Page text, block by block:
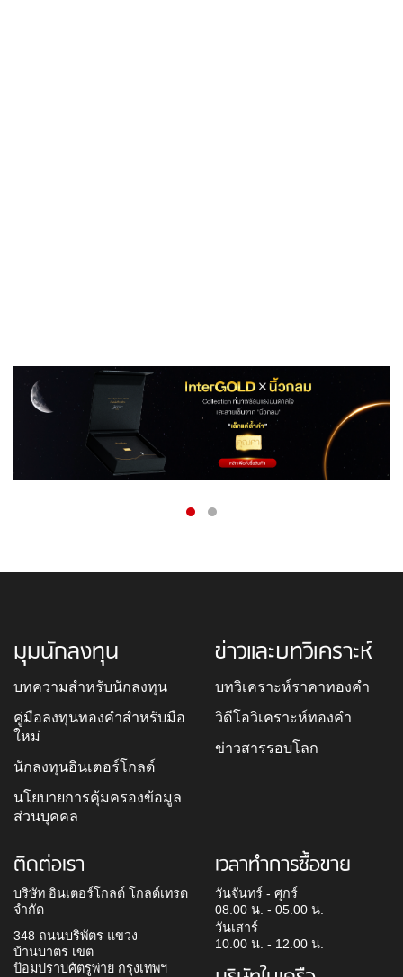
มุมนักลงทุน
บทความสำหรับนักลงทุน
คู่มือลงทุนทองคำสำหรับมือ
ใหม่
นักลงทุนอินเตอร์โกลด์
นโยบายการคุ้มครองข้อมูล
ส่วนบุคคล
ข่าวและบทวิเคราะห์
บทวิเคราะห์ราคาทองคำ
วิดีโอวิเคราะห์ทองคำ
ข่าวสารรอบโลก
ติดต่อเรา
บริษัท อินเตอร์โกลด์ โกลด์เทรด
จำกัด
348 ถนนบริพัตร แขวง
บ้านบาตร เขต
ป้อมปราบศัตรูพ่าย กรุงเทพฯ
เวลาทำการซื้อขาย
วันจันทร์ - ศุกร์
08.00 น. - 05.00 น.
วันเสาร์
10.00 น. - 12.00 น.